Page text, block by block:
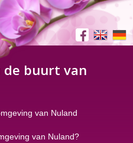
de buurt van
van Nuland
van Nuland?